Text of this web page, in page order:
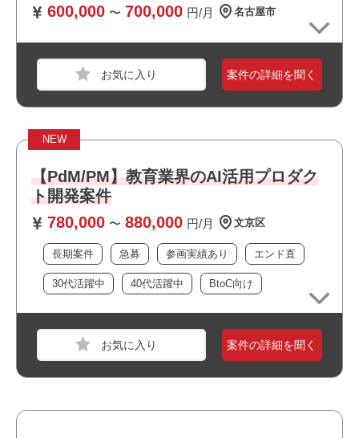
600,000 〜 700,000 円/月 名古屋市
案件の詳細を聞く
NEW
【PdM/PM】教育業界のAI活用プロダク
ト開発案件
780,000 〜 880,000 円/月 文京区
長期案件 急募 参画実績あり エンド直
30代活躍中 40代活躍中 BtoC向け
おすすめポイント
・BtoC向けのサービスに関われます
・長期就業が見込める案件です
案件の詳細を聞く
職種
PM
業界
通信
必須スキル
・業務改善の実務経験
・業務におけるAIの活用経験
・駅近でアクセス良好です
・オフィスは綺麗で快適な環境です
・最新設備の整ったオフィスで働けます
・上流工程に携われます
PM